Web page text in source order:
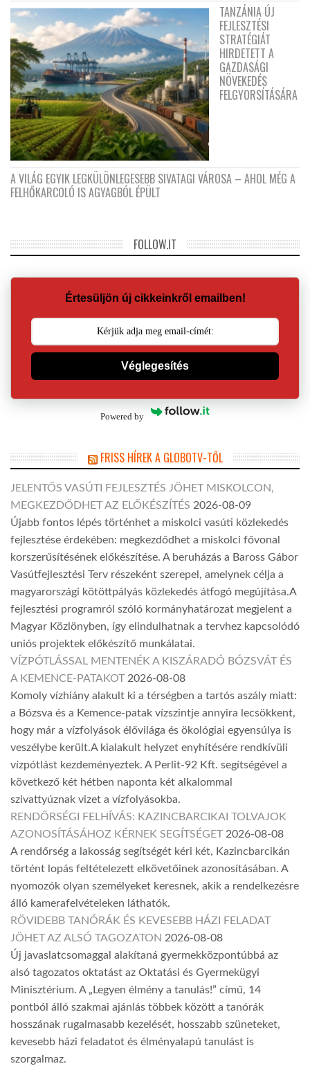
TANZÁNIA ÚJ
FEJLESZTÉSI
STRATÉGIÁT
HIRDETETT A
GAZDASÁGI
NÖVEKEDÉS
FELGYORSÍTÁSÁRA
A VILÁG EGYIK LEGKÜLÖNLEGESEBB SIVATAGI VÁROSA – AHOL MÉG A
FELHŐKARCOLÓ IS AGYAGBÓL ÉPÜLT
FOLLOW.IT
Értesüljön új cikkeinkről emailben!
Véglegesítés
Powered by
FRISS HÍREK A GLOBOTV-TŐL
JELENTŐS VASÚTI FEJLESZTÉS JÖHET MISKOLCON,
MEGKEZDŐDHET AZ ELŐKÉSZÍTÉS 2026-08-09
Újabb fontos lépés történhet a miskolci vasúti közlekedés
fejlesztése érdekében: megkezdődhet a miskolci fővonal
korszerűsítésének előkészítése. A beruházás a Baross Gábor
Vasútfejlesztési Terv részeként szerepel, amelynek célja a
magyarországi kötöttpályás közlekedés átfogó megújítása.A
fejlesztési programról szóló kormányhatározat megjelent a
Magyar Közlönyben, így elindulhatnak a tervhez kapcsolódó
uniós projektek előkészítő munkálatai.
VÍZPÓTLÁSSAL MENTENÉK A KISZÁRADÓ BÓZSVÁT ÉS
A KEMENCE-PATAKOT 2026-08-08
Komoly vízhiány alakult ki a térségben a tartós aszály miatt:
a Bózsva és a Kemence-patak vízszintje annyira lecsökkent,
hogy már a vízfolyások élővilága és ökológiai egyensúlya is
veszélybe került.A kialakult helyzet enyhítésére rendkívüli
vízpótlást kezdeményeztek. A Perlit-92 Kft. segítségével a
következő két hétben naponta két alkalommal
szivattyúznak vizet a vízfolyásokba.
RENDŐRSÉGI FELHÍVÁS: KAZINCBARCIKAI TOLVAJOK
AZONOSÍTÁSÁHOZ KÉRNEK SEGÍTSÉGET 2026-08-08
A rendőrség a lakosság segítségét kéri két, Kazincbarcikán
történt lopás feltételezett elkövetőinek azonosításában. A
nyomozók olyan személyeket keresnek, akik a rendelkezésre
álló kamerafelvételeken láthatók.
RÖVIDEBB TANÓRÁK ÉS KEVESEBB HÁZI FELADAT
JÖHET AZ ALSÓ TAGOZATON 2026-08-08
Új javaslatcsomaggal alakítaná gyermekközpontúbbá az
alsó tagozatos oktatást az Oktatási és Gyermekügyi
Minisztérium. A „Legyen élmény a tanulás!” című, 14
pontból álló szakmai ajánlás többek között a tanórák
hosszának rugalmasabb kezelését, hosszabb szüneteket,
kevesebb házi feladatot és élményalapú tanulást is
szorgalmaz.